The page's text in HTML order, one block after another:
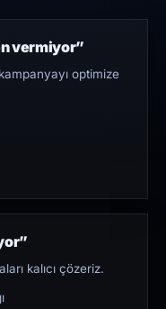
vermiyor”
optimize
kalıcı çözeriz.